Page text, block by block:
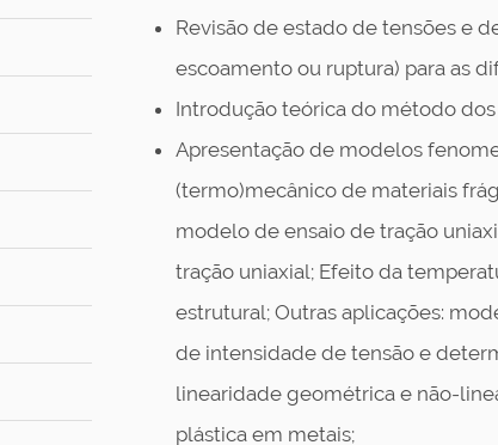
Revisão de estado de tensões e
escoamento ou ruptura) para as
Introdução teórica do método
Apresentação de modelos
(termo)mecânico de materiais
modelo de ensaio de tração
tração uniaxial; Efeito da
estrutural; Outras aplicações:
de intensidade de tensão e
linearidade geométrica e não-
plástica em metais;